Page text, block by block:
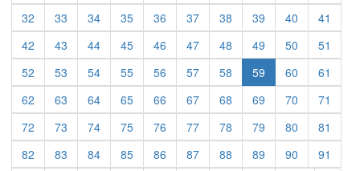
32
33 34 35 36 37 38 39 40
41
42
43 44 45 46 47 48 49 50
51
52
53 54 55 56 57 58 59 60
61
62
63 64 65 66 67 68 69 70
71
72
73 74 75 76 77 78 79 80
81
82
83 84 85 86 87 88 89 90
91